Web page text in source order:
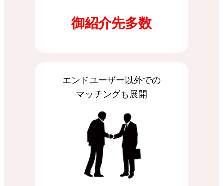
御紹介先多数
エンドユーザー以外での
マッチングも展開